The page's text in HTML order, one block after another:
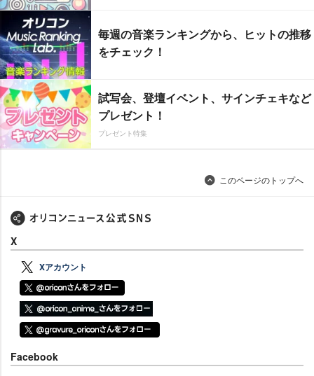
毎週の音楽ランキングから、ヒットの推移
をチェック！
試写会、登壇イベント、サインチェキなど
プレゼント！
プレゼント特集
このページのトップへ
X
Xアカウント
Facebook